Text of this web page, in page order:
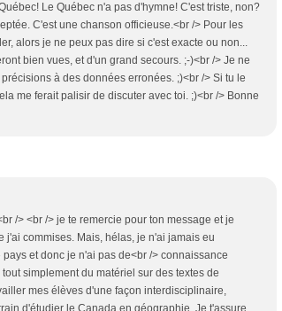
Le Québec n'a pas d'hymne! C'est triste, non?
C'est une chanson officieuse.<br /> Pour les
alors je ne peux pas dire si c'est exacte ou non...
bien vues, et d'un grand secours. ;-)<br /> Je ne
à des données erronées. ;)<br /> Si tu le
me ferait palisir de discuter avec toi. ;)<br /> Bonne
/> <br /> je te remercie pour ton message et je
j'ai commises. Mais, hélas, je n'ai jamais eu
et donc je n'ai pas de<br /> connaissance
simplement du matériel sur des textes de
mes élèves d'une façon interdisciplinaire,